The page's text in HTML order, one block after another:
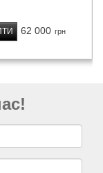
62 000 грн